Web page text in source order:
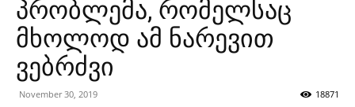
პრობლემა, რომელსაც
მხოლოდ ამ ნარევით
ვებრძვი
November 30, 2019 18871